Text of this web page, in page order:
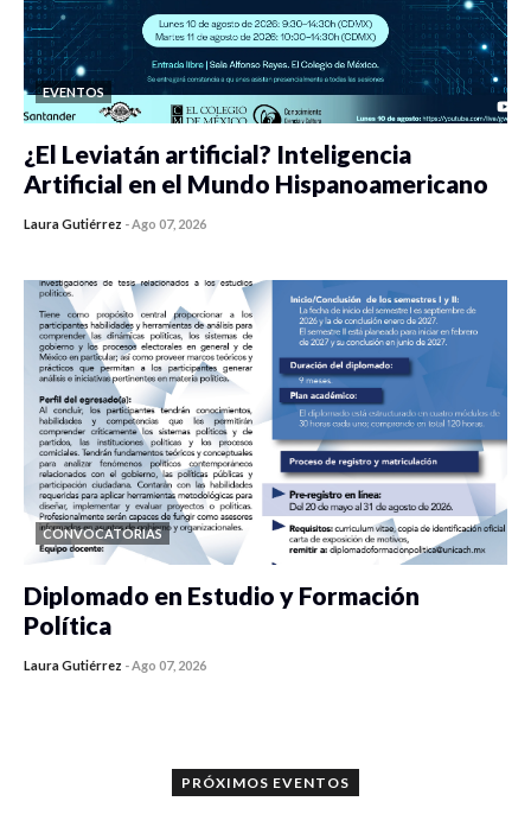
EVENTOS
¿El Leviatán artificial? Inteligencia
Artificial en el Mundo Hispanoamericano
Laura Gutiérrez -Ago 07, 2026
CONVOCATORIAS
Diplomado en Estudio y Formación
Política
Laura Gutiérrez -Ago 07, 2026
PRÓXIMOS EVENTOS